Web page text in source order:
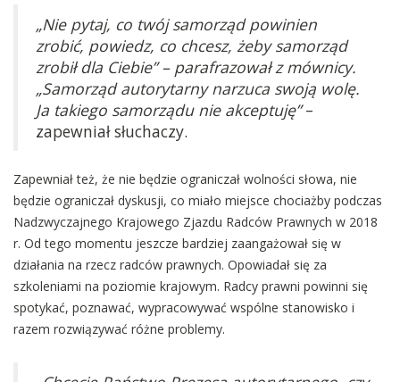
„Nie pytaj, co twój samorząd powinien
zrobić, powiedz, co chcesz, żeby samorząd
zrobił dla Ciebie” – parafrazował z mównicy.
„Samorząd autorytarny narzuca swoją wolę.
Ja takiego samorządu nie akceptuję”–
zapewniał słuchaczy.
Zapewniał też, że nie będzie ograniczał wolności słowa, nie
będzie ograniczał dyskusji, co miało miejsce chociażby podczas
Nadzwyczajnego Krajowego Zjazdu Radców Prawnych w 2018
r. Od tego momentu jeszcze bardziej zaangażował się w
działania na rzecz radców prawnych. Opowiadał się za
szkoleniami na poziomie krajowym. Radcy prawni powinni się
spotykać, poznawać, wypracowywać wspólne stanowisko i
razem rozwiązywać różne problemy.